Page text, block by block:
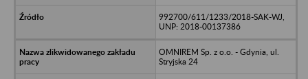
992700/611/1233/2018-SAK-WJ,
UNP: 2018-00137386
OMNIREM Sp. z o.o. - Gdynia, ul.
Stryjska 24